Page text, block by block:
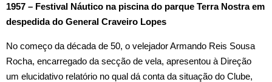
1957 – Festival Náutico na piscina do parque Terra Nostra em
despedida do General Craveiro Lopes
No começo da década de 50, o velejador Armando Reis Sousa
Rocha, encarregado da secção de vela, apresentou à Direção
um elucidativo relatório no qual dá conta da situação do Clube,